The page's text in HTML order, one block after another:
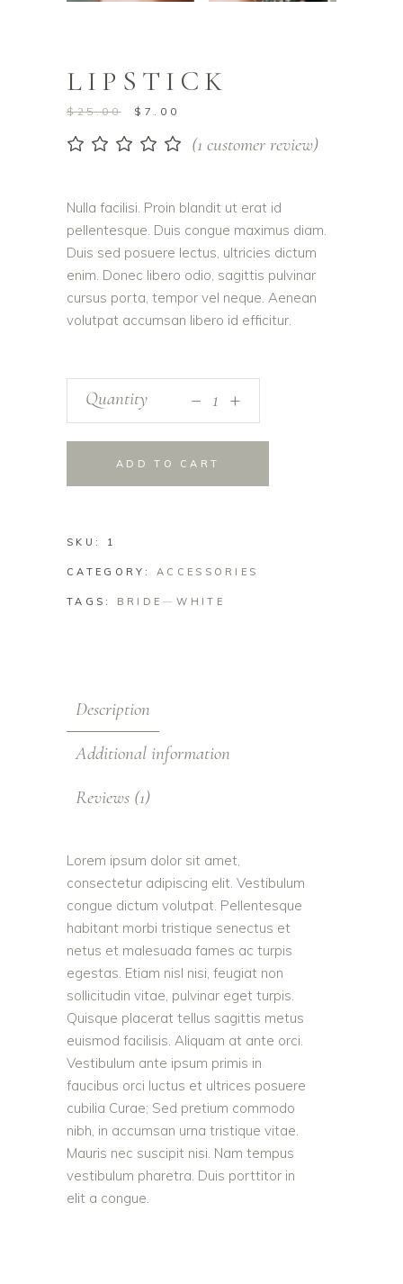
LIPSTICK
$25.00 $ 7.00
Rated
1
customer
rating
(1 customer review)
Nulla facilisi. Proin blandit ut erat id
pellentesque. Duis congue maximus diam.
Duis sed posuere lectus, ultricies dictum
enim. Donec libero odio, sagittis pulvinar
cursus porta, tempor vel neque. Aenean
volutpat accumsan libero id efficitur.
Quantity +
ADD TO CART
SKU: 1
CATEGORY:ACCESSORIES
TAGS: BRIDE WHITE
Description
Additional information
Reviews (1)
Lorem ipsum dolor sit amet,
consectetur adipiscing elit. Vestibulum
congue dictum volutpat. Pellentesque
habitant morbi tristique senectus et
netus et malesuada fames ac turpis
egestas. Etiam nisl nisi, feugiat non
sollicitudin vitae, pulvinar eget turpis.
Quisque placerat tellus sagittis metus
euismod facilisis. Aliquam at ante orci.
Vestibulum ante ipsum primis in
faucibus orci luctus et ultrices posuere
cubilia Curae; Sed pretium commodo
nibh, in accumsan urna tristique vitae.
Mauris nec suscipit nisi. Nam tempus
vestibulum pharetra. Duis porttitor in
elit a congue.